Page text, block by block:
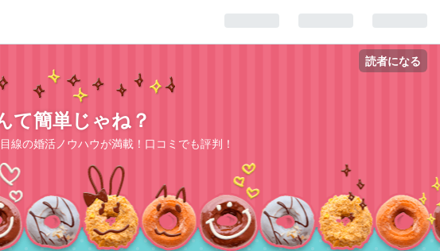
読者になる
て簡単じゃね？
線の婚活ノウハウが満載！口コミでも評判！